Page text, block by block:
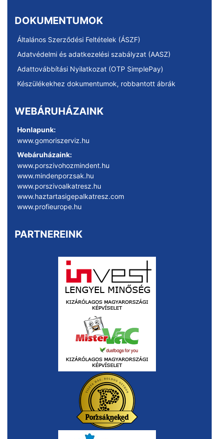
DOKUMENTUMOK
Általános Szerződési Feltételek (ÁSZF)
Adatvédelmi és adatkezelési szabályzat (AASZ)
Adattovábbítási Nyilatkozat (OTP SimplePay)
Készülékekhez dokumentumok, robbantott ábrák
WEBÁRUHÁZAINK
Honlapunk:
www.gomoriszerviz.hu
Webáruházaink:
www.porszivohozmindent.hu
www.mindenporzsak.hu
www.porszivoalkatresz.hu
www.haztartasigepalkatresz.com
www.profieurope.hu
PARTNEREINK